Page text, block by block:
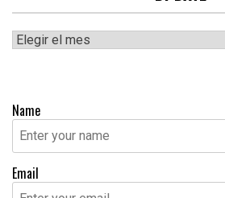
By
date
Name
Email